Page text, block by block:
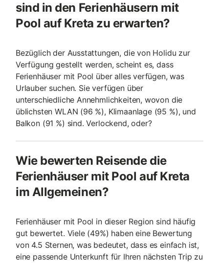
sind in den Ferienhäusern mit
Pool auf Kreta zu erwarten?
Bezüglich der Ausstattungen, die von Holidu zur
Verfügung gestellt werden, scheint es, dass
Ferienhäuser mit Pool über alles verfügen, was
Urlauber suchen. Sie verfügen über
unterschiedliche Annehmlichkeiten, wovon die
üblichsten WLAN (96 %), Klimaanlage (95 %), und
Balkon (91 %) sind. Verlockend, oder?
Wie bewerten Reisende die
Ferienhäuser mit Pool auf Kreta
im Allgemeinen?
Ferienhäuser mit Pool in dieser Region sind häufig
gut bewertet. Viele (49%) haben eine Bewertung
von 4.5 Sternen, was bedeutet, dass es einfach ist,
eine passende Unterkunft für Ihren nächsten Trip zu